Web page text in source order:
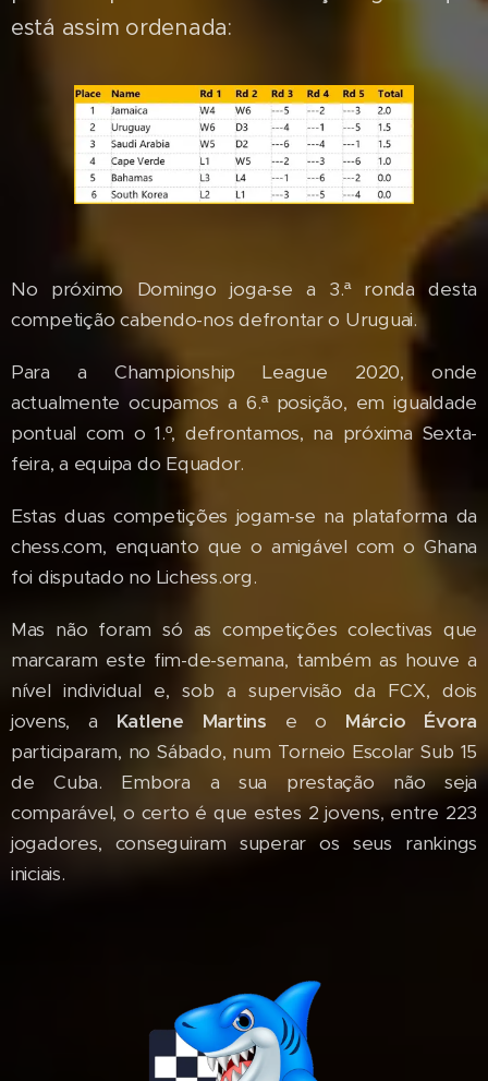
está assim ordenada:
No próximo Domingo joga-se a 3.ª ronda desta
competição cabendo-nos defrontar o Uruguai.
Para a Championship League 2020, onde
actualmente ocupamos a 6.ª posição, em igualdade
pontual com o 1.º, defrontamos, na próxima Sexta-
feira, a equipa do Equador.
Estas duas competições jogam-se na plataforma da
chess.com, enquanto que o amigável com o Ghana
foi disputado no Lichess.org.
Mas não foram só as competições colectivas que
marcaram este fim-de-semana, também as houve a
nível individual e, sob a supervisão da FCX, dois
jovens, a Katlene Martins e o Márcio Évora
participaram, no Sábado, num Torneio Escolar Sub 15
de Cuba. Embora a sua prestação não seja
comparável, o certo é que estes 2 jovens, entre 223
jogadores, conseguiram superar os seus rankings
iniciais.